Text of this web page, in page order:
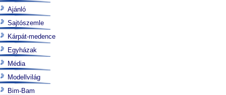
Ajánló
Sajtószemle
Kárpát-medence
Egyházak
Média
Modellvilág
Bim-Bam